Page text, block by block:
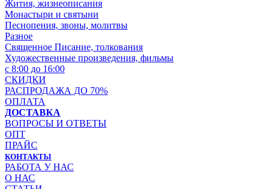
Жития, жизнеописания
Монастыри и святыни
Песнопения, звоны, молитвы
Разное
Священное Писание, толкования
Художественные произведения, фильмы
с 8:00 до 16:00
СКИДКИ
РАСПРОДАЖА ДО 70%
ОПЛАТА
ДОСТАВКА
ВОПРОСЫ И ОТВЕТЫ
ОПТ
ПРАЙС
КОНТАКТЫ
РАБОТА У НАС
О НАС